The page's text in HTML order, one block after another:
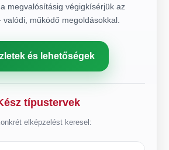
megvalósításig végigkísérjük az
valódi, működő megoldásokkal.
és lehetőségek
típustervek
elképzelést keresel: